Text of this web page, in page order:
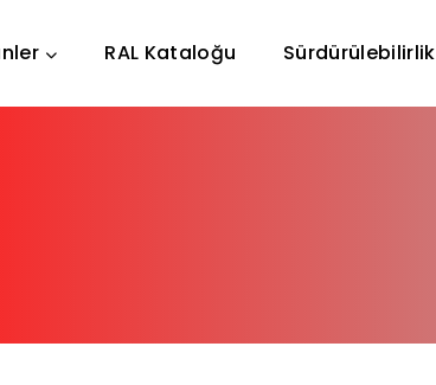
RAL Kataloğu Sürdürülebilirlik